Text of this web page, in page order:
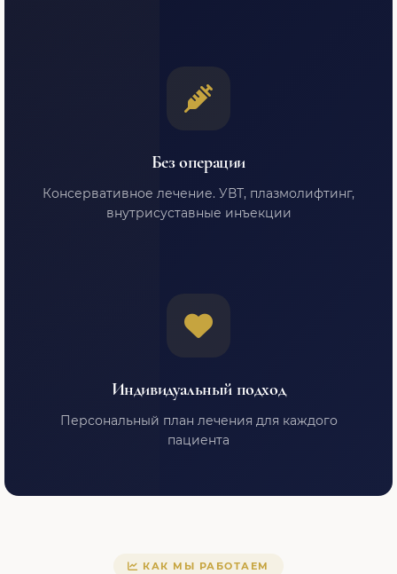
Без операции
Консервативное лечение. УВТ, плазмолифтинг,
внутрисуставные инъекции
Индивидуальный подход
Персональный план лечения для каждого
пациента
КАК МЫ РАБОТАЕМ